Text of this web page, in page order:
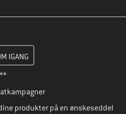
og opret i næste trin din
produkter på en ønskeseddel